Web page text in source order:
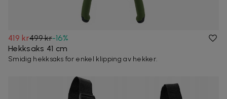
419 kr499 kr-16%
Hekksaks 41 cm
Smidig hekksaks for enkel klipping av hekker.